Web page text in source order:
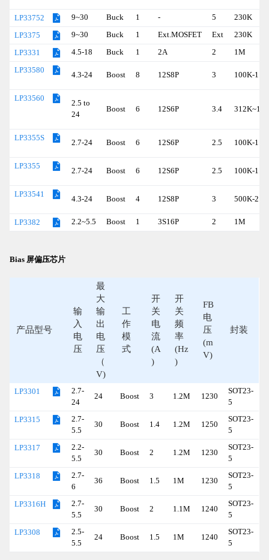
LP33752 9~30 Buck 1 - 5 230K
LP3375 9~30 Buck 1 Ext.MOSFET Ext 230K
LP3331 4.5-18 Buck 1 2A 2 1M
LP33580
4.3-24 Boost 8 12S8P 3 100K-
LP33560
2.5 to
24
Boost 6 12S6P 3.4
LP3355S
2.7-24 Boost 6 12S6P 2.5 100K-
LP3355
2.7-24 Boost 6 12S6P 2.5 100K-
LP33541
4.3-24 Boost 4 12S8P 3 500K-
LP3382 2.2~5.5 Boost 1 3S16P 2 1M
Bias 屏偏压芯片
产品型号
输
入
电
压
最
大
输
出
电
压
（
V)
工
作
模
式
开
关
电
流
(A
)
开
关
频
率
(Hz
)
FB
电
压
(m
V)
封装
LP3301
2.7-
24
24 Boost 3 1.2M 1230
SOT23-
5
LP3315
2.7-
5.5
30 Boost 1.4 1.2M 1250
SOT23-
5
LP3317
2.2-
5.5
30 Boost 2 1.2M 1230
SOT23-
5
LP3318
2.7-
6
36 Boost 1.5 1M 1230
SOT23-
5
LP3316H
2.7-
5.5
30 Boost 2 1.1M 1240
SOT23-
5
LP3308
2.5-
5.5
24 Boost 1.5 1M 1240
SOT23-
5